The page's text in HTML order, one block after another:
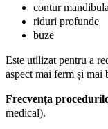
contur
riduri profunde
buze
Este utilizat pentru a
aspect mai ferm și mai
Frecvența
medical).